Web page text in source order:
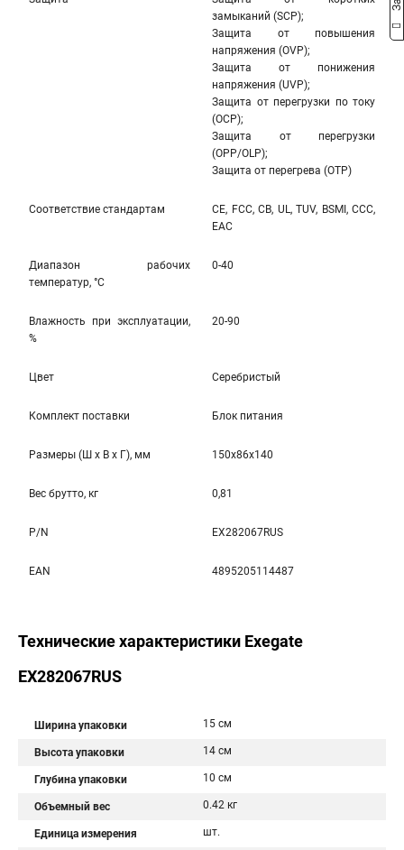
замыканий (SCP);
Защита от повышения
напряжения (OVP);
Защита от понижения
напряжения (UVP);
Защита от перегрузки по току
(OCP);
Защита от перегрузки
(OPP/OLP);
Защита от перегрева (OTP)
Соответствие стандартам
CE, FCC, CB, UL, TUV, BSMI, CCC,
EAC
Диапазон рабочих
температур, °С
0-40
Влажность при эксплуатации,
%
20-90
Цвет Серебристый
Комплект поставки Блок питания
Размеры (Ш x В x Г), мм 150x86x140
Вес брутто, кг 0,81
P/N EX282067RUS
EAN 4895205114487
Технические характеристики Exegate
EX282067RUS
Ширина упаковки 15 см
Высота упаковки 14 см
Глубина упаковки 10 см
Объемный вес 0.42 кг
Единица измерения шт.